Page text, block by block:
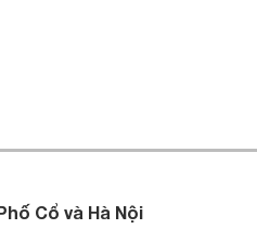
Cổ và Hà Nội